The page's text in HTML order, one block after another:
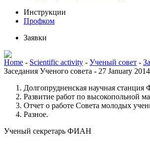
Инструкции
Профком
Заявки
Home - Scientific activity - Ученый совет -
Заседания Ученого совета - 27 January 2014
Долгопрудненская научная
Развитие работ по высокопольной
Отчет о работе Совета молодых
Разное.
Ученый секретарь ФИАН